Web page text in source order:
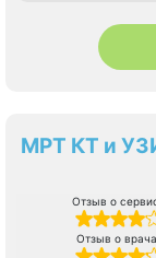
МРТ КТ и
Отзыв о
Отзыв о